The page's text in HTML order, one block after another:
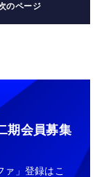
期会員募集
」登録はこ